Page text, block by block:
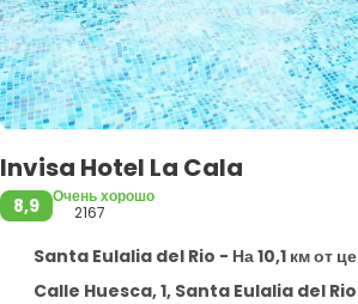
Invisa Hotel La Cala
8,9
Очень хорошо
2167
Santa Eulalia del Rio - На 10,1 км от центра
Calle Huesca, 1, Santa Eulalia del Rio 7840